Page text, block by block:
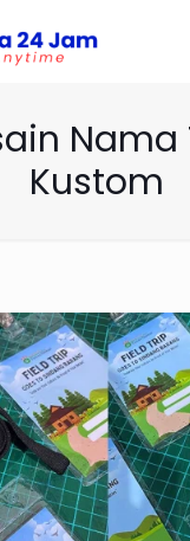
Nama
Kustom